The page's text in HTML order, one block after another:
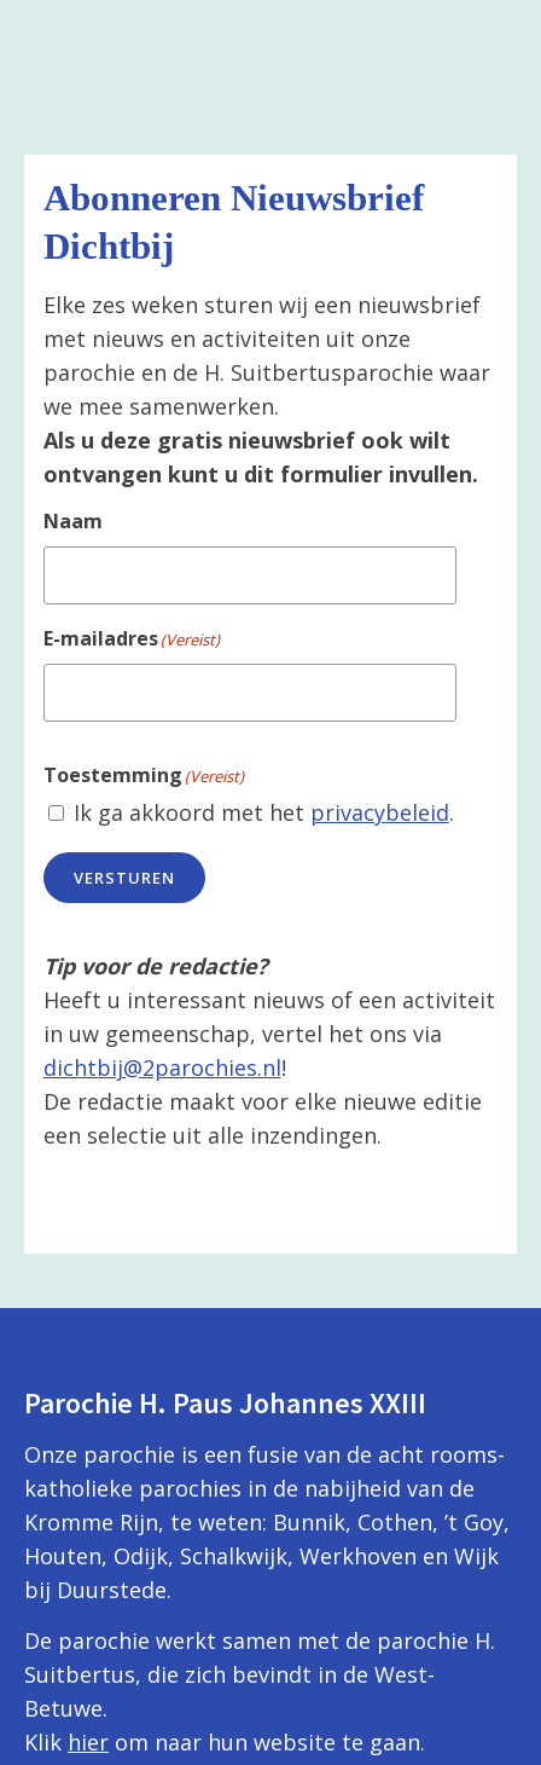
Abonneren Nieuwsbrief
Dichtbij
Elke zes weken sturen wij een nieuwsbrief
met nieuws en activiteiten uit onze
parochie en de H. Suitbertusparochie waar
we mee samenwerken.
Als u deze gratis nieuwsbrief ook wilt
ontvangen kunt u dit formulier invullen.
Naam
E-mailadres(Vereist)
Toestemming (Vereist)
Ik ga akkoord met het privacybeleid.
VERSTUREN
Tip voor de redactie?
Heeft u interessant nieuws of een activiteit
in uw gemeenschap, vertel het ons via
dichtbij@2parochies.nl!
De redactie maakt voor elke nieuwe editie
een selectie uit alle inzendingen.
Parochie H. Paus Johannes XXIII
Onze parochie is een fusie van de acht rooms-
katholieke parochies in de nabijheid van de
Kromme Rijn, te weten: Bunnik, Cothen, ’t Goy,
Houten, Odijk, Schalkwijk, Werkhoven en Wijk
bij Duurstede.
De parochie werkt samen met de parochie H.
Suitbertus, die zich bevindt in de West-
Betuwe.
Klik hier om naar hun website te gaan.